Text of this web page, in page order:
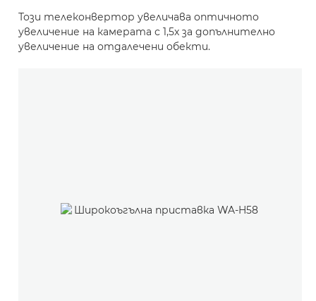
Този телеконвертор увеличава оптичното
увеличение на камерата с 1,5x за допълнително
увеличение на отдалечени обекти.